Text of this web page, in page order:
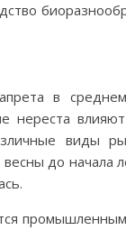
в
нереста
виды
до начала